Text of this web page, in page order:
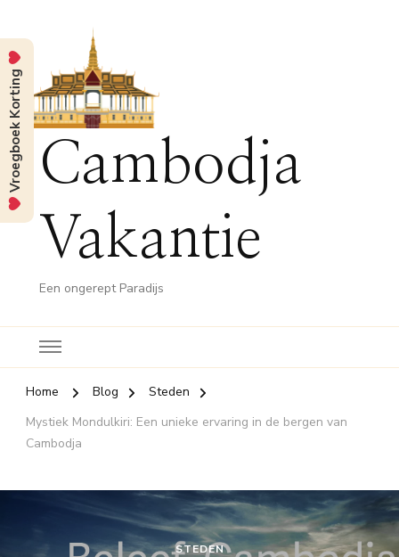
Cambodja
Vakantie
Een ongerept Paradijs
Home Blog
Steden
Mystiek Mondulkiri: Een unieke ervaring in de bergen van
Cambodja
STEDEN
Vroegboek Korting